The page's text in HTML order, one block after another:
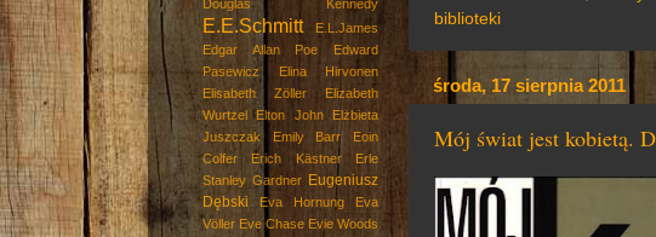
biblioteki
środa, 17 sierpnia 2011
Mój świat jest kobietą.
Douglas Kennedy
E.E.Schmitt
E.L.James
Edgar Allan Poe
Edward
Pasewicz
Elina Hirvonen
Elisabeth Zöller
Elizabeth
Wurtzel
Elton John
Elżbieta
Juszczak
Emily Barr
Eoin
Colfer
Erich Kästner
Erle
Stanley Gardner Eugeniusz
Dębski
Eva Hornung
Eva
Völler Eve Chase Evie Woods